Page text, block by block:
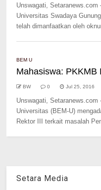
Unswagati,
Universitas Swadaya
telah dimanfaatkan oleh
BEM U
Mahasiswa: PKKMB
BW 0 Jul 25, 2016
Unswagati,
Universitas (BEM-U)
Rektor III terkait masalah
Setara Media